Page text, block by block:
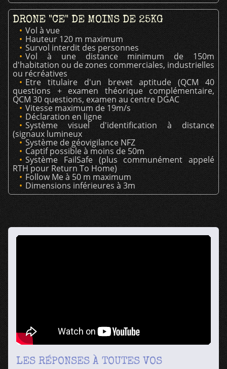
DRONE "CE" DE MOINS DE 25KG
Vol à vue
Hauteur 120 m maximum
Survol interdit des personnes
Vol à une distance minimum de 150m
d'habitation ou de zones commerciales, industrielles
ou récréatives
Etre titulaire d'un brevet aptitude (QCM 40
questions + examen théorique complémentaire,
QCM 30 questions, examen au centre DGAC
Vitesse maximum de 19m/s
Déclaration en ligne
Système visuel d'identification à distance
(signaux lumineux
Système de géovigilance NFZ
Captif possible à moins de 50m
Système FailSafe (plus communément appelé
RTH pour Return To Home)
Follow Me à 50 m maximum
Dimensions inférieures à 3m
LES RÉPONSES À TOUTES VOS